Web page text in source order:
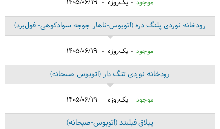
موجود یک‌روزه 1405/06/19
رودخانه نوردی پلنگ دره(اتوبوس-ناهار جوجه سوادکوهی- فول‌برد)
موجود یک‌روزه 1405/06/19
رودخانه نوردی تنگ دار(اتوبوس-صبحانه)
موجود یک‌روزه 1405/06/19
ییلاق فیلبند(اتوبوس-صبحانه)